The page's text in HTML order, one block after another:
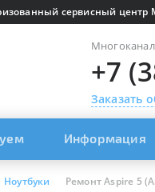
сервисный центр
+7
Заказать
Информация
Ноутбуки Ремонт Aspire 5